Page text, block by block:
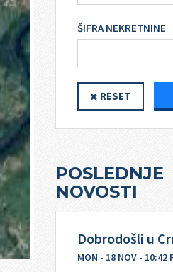
ŠIFRA NEKRETNINE
RESET
POSLEDNJE
NOVOSTI
Dobrodošli u
MON - 18 NOV - 10:42